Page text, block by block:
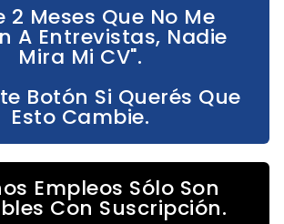
2 Meses Que No Me
A Entrevistas, Nadie
Mira Mi CV".
Botón Si Querés Que
Esto Cambie.
Empleos Sólo Son
Con Suscripción.